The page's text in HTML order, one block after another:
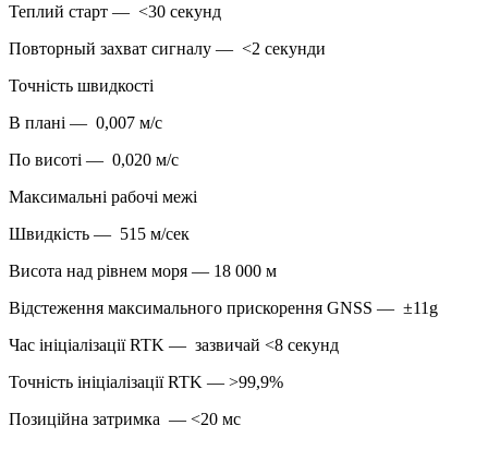
Теплий старт — <30 секунд
Повторный захват сигналу — <2 секунди
Точність швидкості
В плані — 0,007 м/с
По висоті — 0,020 м/с
Максимальні рабочі межі
Швидкість — 515 м/сек
Висота над рівнем моря — 18 000 м
Відстеження максимального прискорення GNSS — ±11g
Час ініціалізації RTK — зазвичай <8 секунд
Точність ініціалізації RTK — >99,9%
Позиційна затримка — <20 мс